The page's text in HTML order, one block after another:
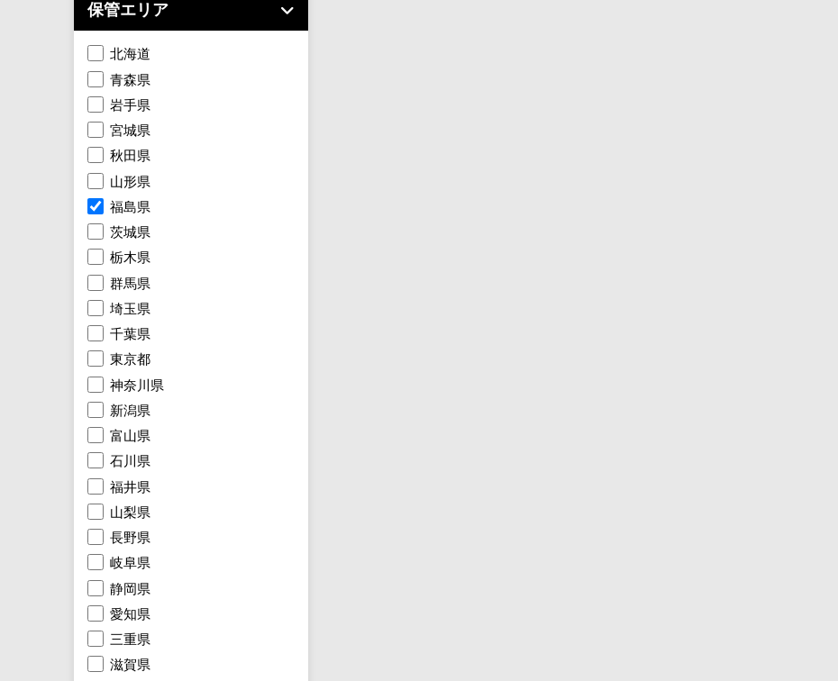
保管エリア
北海道
青森県
岩手県
宮城県
秋田県
山形県
福島県
茨城県
栃木県
群馬県
埼玉県
千葉県
東京都
神奈川県
新潟県
富山県
石川県
福井県
山梨県
長野県
岐阜県
静岡県
愛知県
三重県
滋賀県